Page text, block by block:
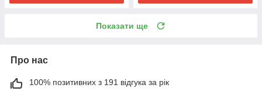
Показати ще
Про нас
100% позитивних з 191 відгука за рік